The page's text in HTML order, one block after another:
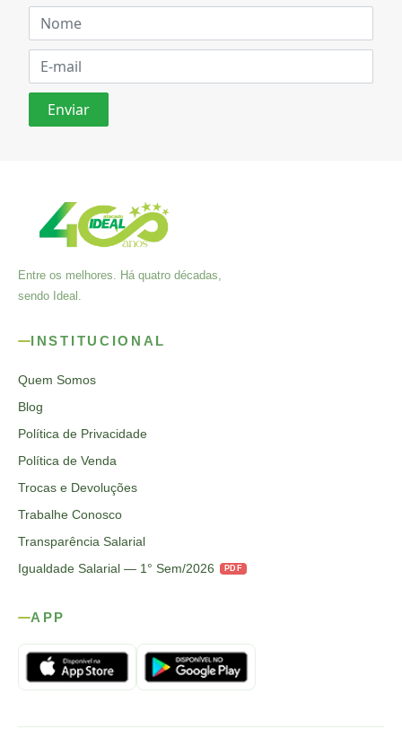
Entre os melhores. Há quatro décadas,
sendo Ideal.
INSTITUCIONAL
Quem Somos
Blog
Política de Privacidade
Política de Venda
Trocas e Devoluções
Trabalhe Conosco
Transparência Salarial
Igualdade Salarial — 1° Sem/2026
PDF
APP